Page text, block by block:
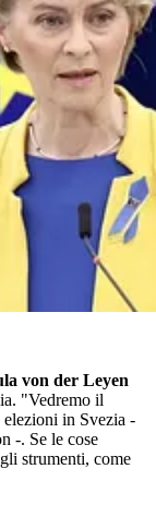
von der Leyen
"Vedremo il
in Svezia -
-. Se le cose
strumenti, come